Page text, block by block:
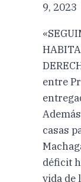
9, 2023
entre
casas
déficit
vida de